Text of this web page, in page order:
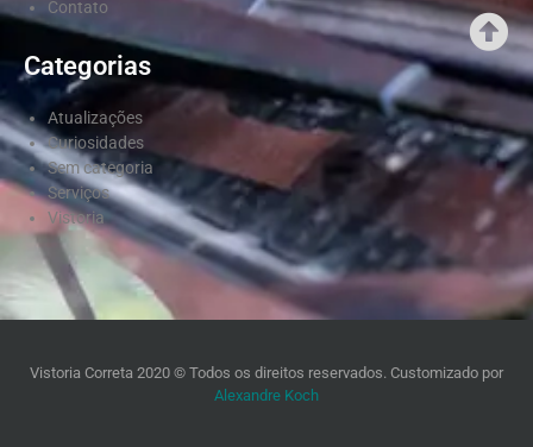
Contato
Categorias
Atualizações
Curiosidades
Sem categoria
Serviços
Vistoria
Vistoria Correta 2020 © Todos os direitos reservados. Customizado por
Alexandre Koch